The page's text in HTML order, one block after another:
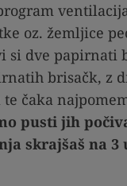
oz. žemljice
si dve papirnati
brisačk, z
te čaka
pusti jih
skrajšaš na 3